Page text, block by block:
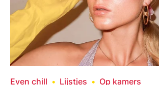
Even chill Lijstjes Op kamers